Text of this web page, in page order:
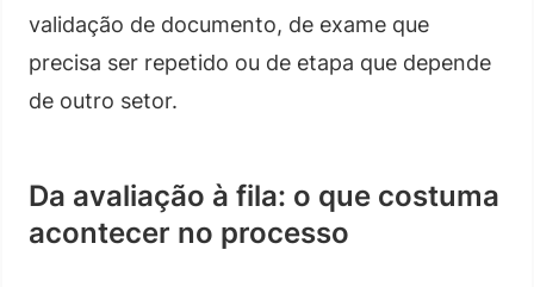
validação de documento, de exame que
precisa ser repetido ou de etapa que depende
de outro setor.
Da avaliação à fila: o que costuma
acontecer no processo